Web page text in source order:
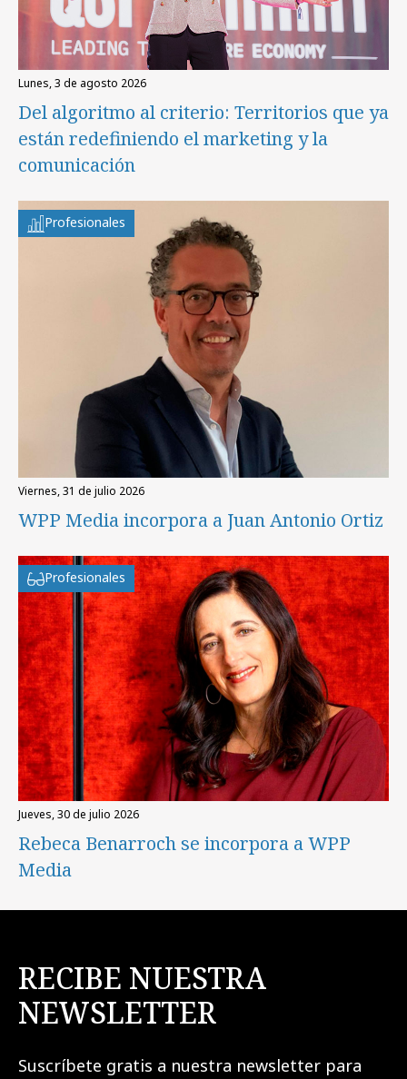
lunes, 3 de agosto 2026
Del algoritmo al criterio: Territorios que ya
están redefiniendo el marketing y la
comunicación
Profesionales
viernes, 31 de julio 2026
WPP Media incorpora a Juan Antonio Ortiz
Profesionales
jueves, 30 de julio 2026
Rebeca Benarroch se incorpora a WPP
Media
RECIBE NUESTRA
NEWSLETTER
Suscríbete gratis a nuestra newsletter para